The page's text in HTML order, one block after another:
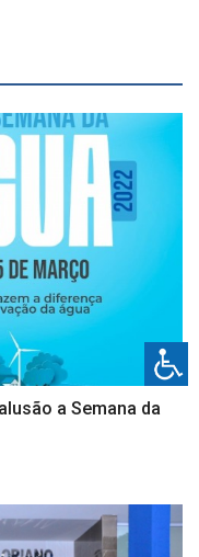
a Semana da